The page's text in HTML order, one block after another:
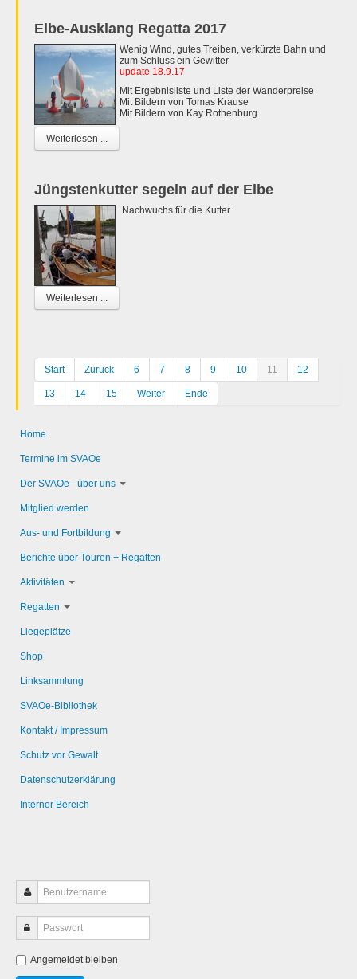
Elbe-Ausklang Regatta 2017
Wenig Wind, gutes Treiben, verkürzte Bahn und
zum Schluss ein Gewitter
update 18.9.17
Mit Ergebnisliste und Liste der Wanderpreise
Mit Bildern von Tomas Krause
Mit Bildern von Kay Rothenburg
Weiterlesen ...
Jüngstenkutter segeln auf der Elbe
Nachwuchs für die Kutter
Weiterlesen ...
Start Zurück 6 7 8 9 10 11 12
13 14 15 Weiter Ende
Home
Termine im SVAOe
Der SVAOe - über uns
Mitglied werden
Aus- und Fortbildung
Berichte über Touren + Regatten
Aktivitäten
Regatten
Liegeplätze
Shop
Linksammlung
SVAOe-Bibliothek
Kontakt / Impressum
Schutz vor Gewalt
Datenschutzerklärung
Interner Bereich
Angemeldet bleiben